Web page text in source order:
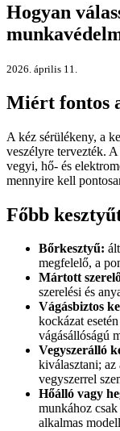
Hogyan
2026. április 11.
Miért fontos
A kéz sérülékeny, a
veszélyre tervezték.
vegyi, hő- és
mennyire kell
Főbb
Bőrkesztyű:
megfelelő, a
Mártott
szerelési és
Vágásbiztos
kockázat
vágásállóságú
Vegyszerálló
kiválasztani; az
vegyszerrel
Hőálló vagy
munkához
alkalmas